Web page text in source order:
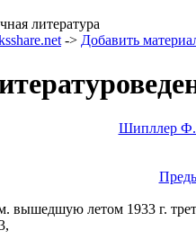
литература
-> Добавить
Шипллер
вышедшую летом 1933 г.